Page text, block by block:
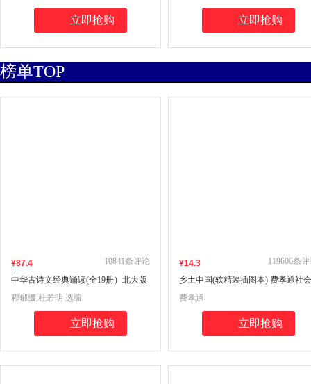
立即抢购 立即抢购
榜单TOP
¥87.4
中华古诗文经典诵读(全19册）北大版
海淀小红书 套书包含:诵读本14册+导
读1册+素养训练1册+北大logo摘抄笔
记本1册+小学古诗词口袋书2册+配音
频+超值赠送16节视频课
10841条评论
程郁缀,杜若明 选编
立即抢购
¥14.3
乡土中国(软精装插图本) 费孝通社会
学奠基之作 高中推荐读整本书 费孝
传世经典 入选中小学生阅读指导书
未名社科|大学经典
119606条
费孝通
立即抢购